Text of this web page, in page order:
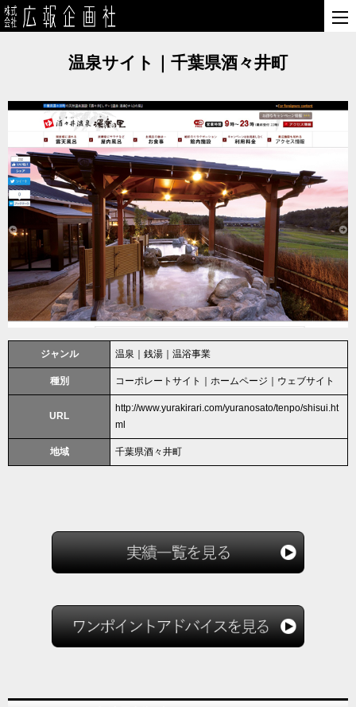
温泉サイト｜千葉県酒々井町
ジャンル 温泉｜銭湯｜温浴事業
種別 コーポレートサイト｜ホームページ｜ウェブサイト
URL
http://www.yurakirari.com/yuranosato/tenpo/shisui.ht
ml
地域 千葉県酒々井町